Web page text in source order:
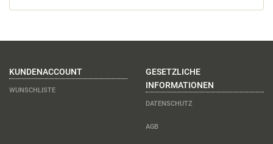
KUNDENACCOUNT
WUNSCHLISTE
GESETZLICHE
INFORMATIONEN
DATENSCHUTZ
AGB